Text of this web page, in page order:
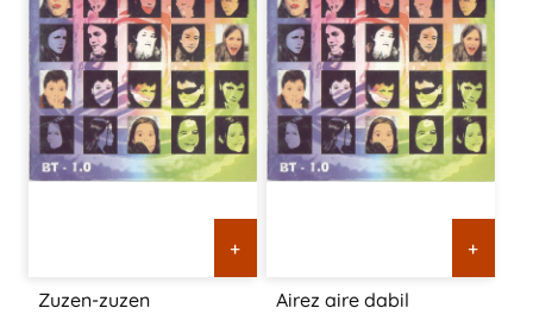
+
Zuzen-zuzen
+
Airez aire dabil